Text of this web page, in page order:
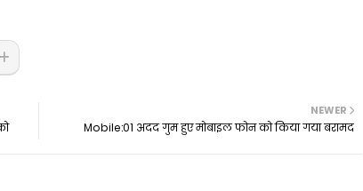
NEWER
Mobile:01 अदद गुम हुए मोबाइल फोन को किया गया बरामद